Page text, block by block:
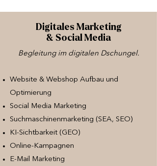
Digitales Marketing
& Social Media
Begleitung im digitalen Dschungel.
Website & Webshop Aufbau und
Optimierung
Social Media Marketing
Suchmaschinenmarketing (SEA, SEO)
KI-Sichtbarkeit (GEO)
Online-Kampagnen
E-Mail Marketing